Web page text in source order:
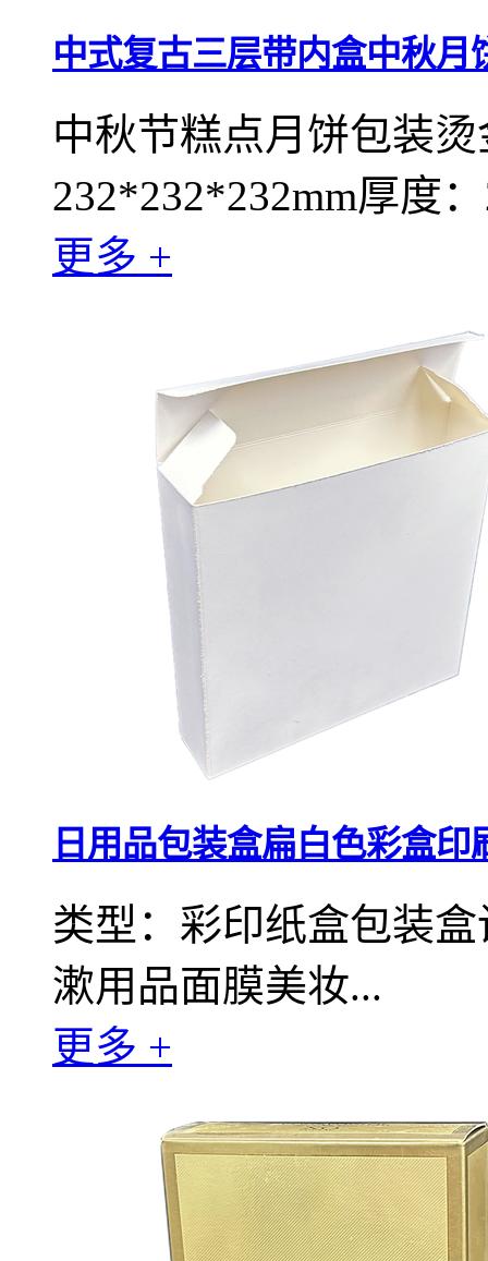
中式复古三层带内盒中秋月
中秋节糕点月饼包装
232*232*232mm厚度
更多 +
日用品包装盒扁白色彩盒印
类型：彩印纸盒包装
漱用品面膜美妆...
更多 +